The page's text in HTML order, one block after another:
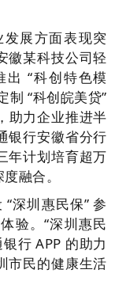
展方面表现突
徽某科技公司轻
出 “科创特色模
制 “科创皖美贷”
助力企业推进半
银行安徽省分行
年计划培育超万
融合。
深圳惠民保” 参
验。“深圳惠民
行 APP 的助力
市民的健康生活